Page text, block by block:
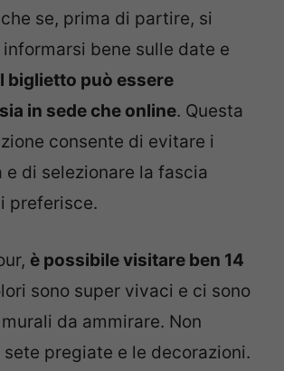
se, prima di partire, si
bene sulle date e
biglietto può essere
in sede che online. Questa
consente di evitare i
di selezionare la fascia
preferisce.
è possibile visitare ben 14
sono super vivaci e ci sono
da ammirare. Non
sete pregiate e le decorazioni.